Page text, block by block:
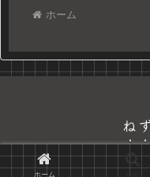
ホーム
ね
©
ホーム